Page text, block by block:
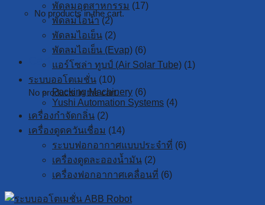
No products in the cart.
Cart
No products in the cart.
พัดลมอุตสาหกรรม (17)
พัดลมไอน้ำ (2)
พัดลมไอเย็น (2)
พัดลมไอเย็น (Evap) (6)
แอร์โซล่า ทูบป์ (Air Solar Tube) (1)
ระบบออโตเมชั่น (10)
Packing Machinery (6)
Yushi Automation Systems (4)
เครื่องกำจัดกลิ่น (2)
เครื่องดูดควันเชื่อม (14)
ระบบฟอกอากาศแบบประจำที่ (6)
เครื่องดูดละอองน้ำมัน (2)
เครื่องฟอกอากาศเคลื่อนที่ (6)